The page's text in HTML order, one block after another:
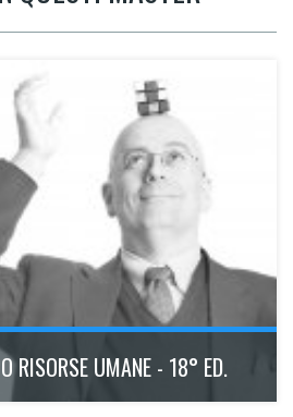
RISORSE UMANE - 18° ED.